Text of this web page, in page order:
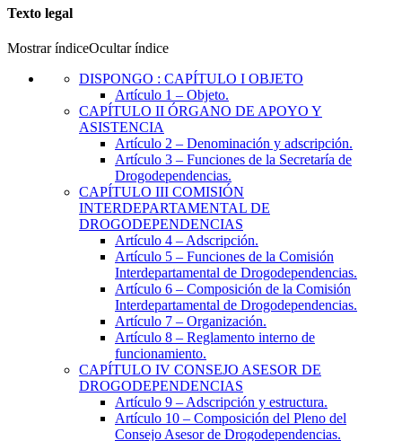
Texto legal
Mostrar índiceOcultar índice
DISPONGO : CAPÍTULO I OBJETO
Artículo 1 – Objeto.
CAPÍTULO II ÓRGANO DE APOYO Y
ASISTENCIA
Artículo 2 – Denominación y adscripción.
Artículo 3 – Funciones de la Secretaría de
Drogodependencias.
CAPÍTULO III COMISIÓN
INTERDEPARTAMENTAL DE
DROGODEPENDENCIAS
Artículo 4 – Adscripción.
Artículo 5 – Funciones de la Comisión
Interdepartamental de Drogodependencias.
Artículo 6 – Composición de la Comisión
Interdepartamental de Drogodependencias.
Artículo 7 – Organización.
Artículo 8 – Reglamento interno de
funcionamiento.
CAPÍTULO IV CONSEJO ASESOR DE
DROGODEPENDENCIAS
Artículo 9 – Adscripción y estructura.
Artículo 10 – Composición del Pleno del
Consejo Asesor de Drogodependencias.